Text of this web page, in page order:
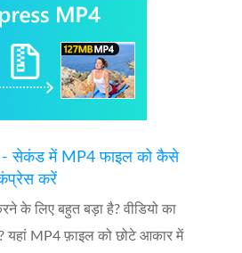
सेकंड में MP4 फाइल को कैसे
करें
के लिए बहुत बड़ा है? वीडियो का
यहां MP4 फ़ाइल को छोटे आकार में